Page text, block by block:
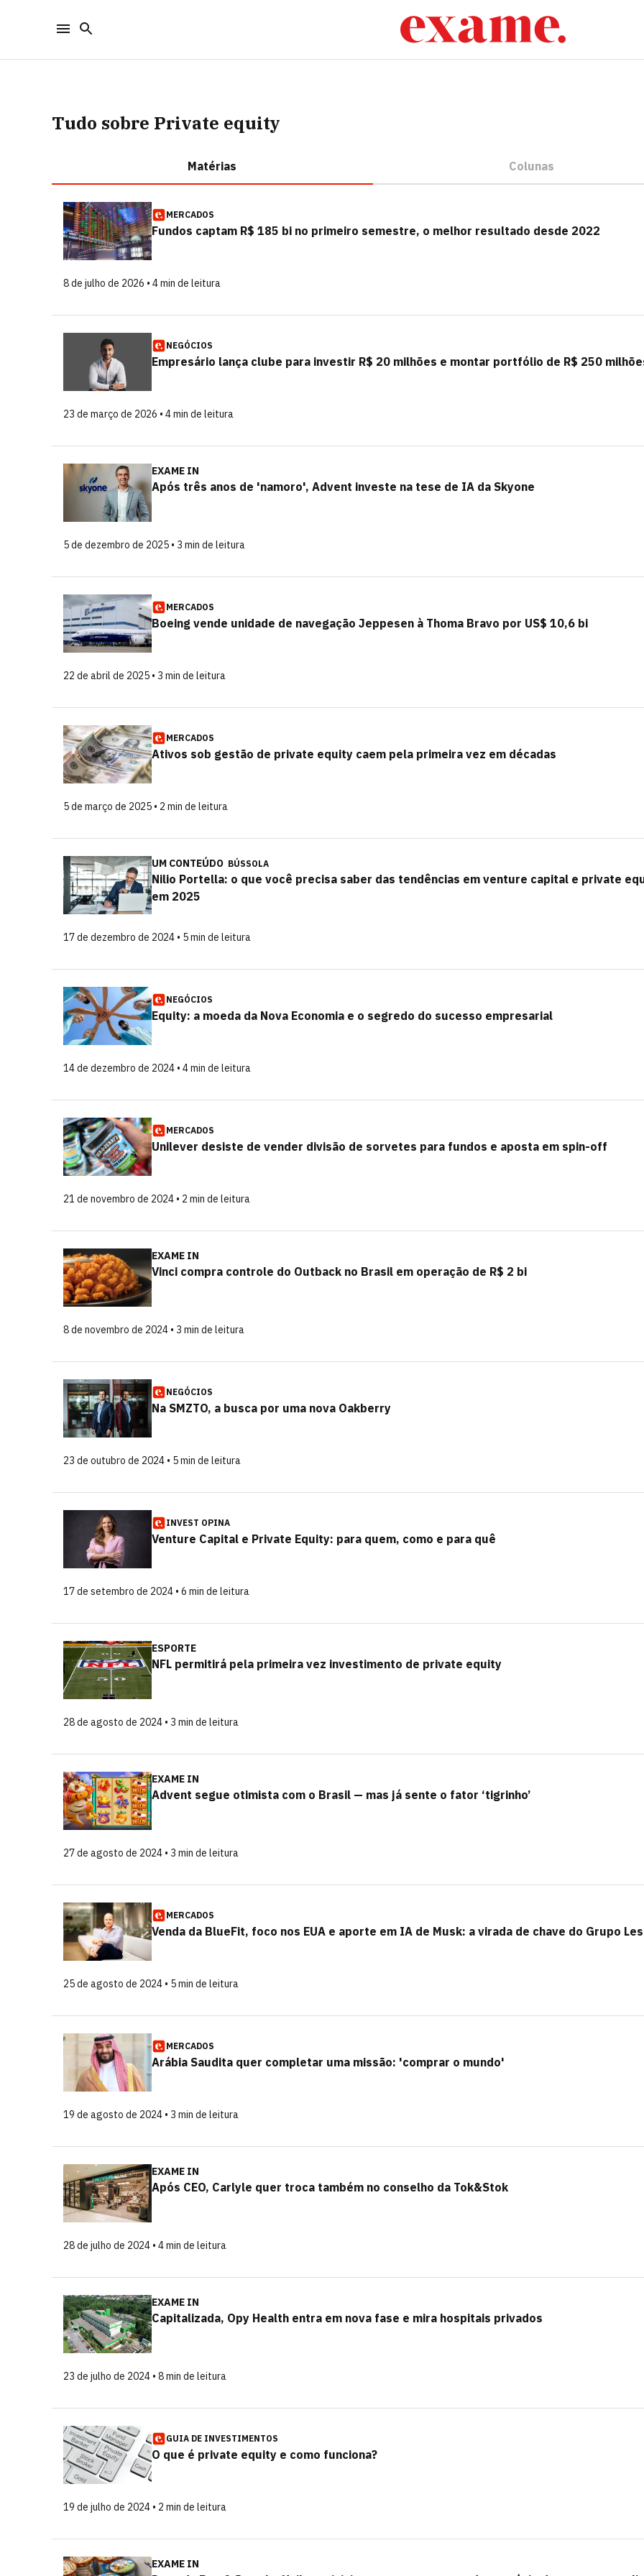
Tudo sobre Private equity
Matérias Colunas
MERCADOS
Fundos captam R$ 185 bi no primeiro semestre, o melhor resultado desde 2022
8 de julho de 2026 • 4 min de leitura
NEGÓCIOS
Empresário lança clube para investir R$ 20 milhões e montar portfólio de R$ 250
23 de março de 2026 • 4 min de leitura
EXAME IN
Após três anos de 'namoro', Advent investe na tese de IA da Skyone
5 de dezembro de 2025 • 3 min de leitura
MERCADOS
Boeing vende unidade de navegação Jeppesen à Thoma Bravo por US$ 10,6 bi
22 de abril de 2025 • 3 min de leitura
MERCADOS
Ativos sob gestão de private equity caem pela primeira vez em décadas
5 de março de 2025 • 2 min de leitura
UM CONTEÚDO BÚSSOLA
Nilio Portella: o que você precisa saber das tendências em venture capital e private
em 2025
17 de dezembro de 2024 • 5 min de leitura
NEGÓCIOS
Equity: a moeda da Nova Economia e o segredo do sucesso empresarial
14 de dezembro de 2024 • 4 min de leitura
MERCADOS
Unilever desiste de vender divisão de sorvetes para fundos e aposta em spin-off
21 de novembro de 2024 • 2 min de leitura
EXAME IN
Vinci compra controle do Outback no Brasil em operação de R$ 2 bi
8 de novembro de 2024 • 3 min de leitura
NEGÓCIOS
Na SMZTO, a busca por uma nova Oakberry
23 de outubro de 2024 • 5 min de leitura
INVEST OPINA
Venture Capital e Private Equity: para quem, como e para quê
17 de setembro de 2024 • 6 min de leitura
ESPORTE
NFL permitirá pela primeira vez investimento de private equity
28 de agosto de 2024 • 3 min de leitura
EXAME IN
Advent segue otimista com o Brasil — mas já sente o fator ‘tigrinho’
27 de agosto de 2024 • 3 min de leitura
MERCADOS
Venda da BlueFit, foco nos EUA e aporte em IA de Musk: a virada de chave do Grupo
25 de agosto de 2024 • 5 min de leitura
MERCADOS
Arábia Saudita quer completar uma missão: 'comprar o mundo'
19 de agosto de 2024 • 3 min de leitura
EXAME IN
Após CEO, Carlyle quer troca também no conselho da Tok&Stok
28 de julho de 2024 • 4 min de leitura
EXAME IN
Capitalizada, Opy Health entra em nova fase e mira hospitais privados
23 de julho de 2024 • 8 min de leitura
GUIA DE INVESTIMENTOS
O que é private equity e como funciona?
19 de julho de 2024 • 2 min de leitura
EXAME IN